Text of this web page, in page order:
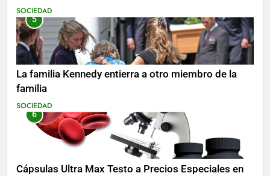
SOCIEDAD
5
La familia Kennedy entierra a otro miembro de la
familia
SOCIEDAD
6
Cápsulas Ultra Max Testo a Precios Especiales en